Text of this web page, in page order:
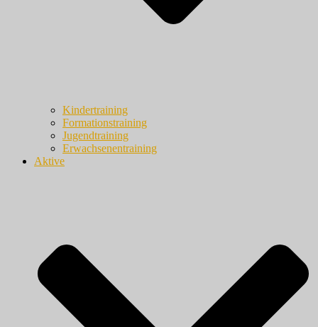
Kindertraining
Formationstraining
Jugendtraining
Erwachsenentraining
Aktive